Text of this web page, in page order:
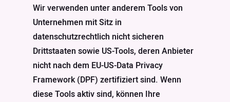
Wir verwenden unter anderem Tools von
Unternehmen mit Sitz in
datenschutzrechtlich nicht sicheren
Drittstaaten sowie US-Tools, deren Anbieter
nicht nach dem EU-US-Data Privacy
Framework (DPF) zertifiziert sind. Wenn
diese Tools aktiv sind, können Ihre